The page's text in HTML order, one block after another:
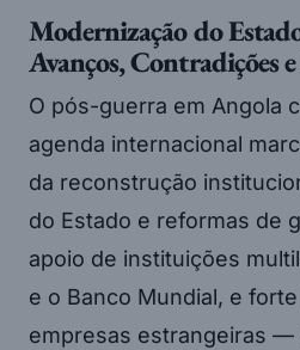
Modernização do
Avanços, Contradições
O pós-guerra em Angola
agenda internacional
da reconstrução
do Estado e reformas de
apoio de instituições
e o Banco Mundial, e
empresas estrangeiras —